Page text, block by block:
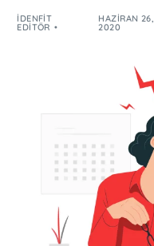
IDENFIT
EDITÖR
HAZIRAN 26,
2020